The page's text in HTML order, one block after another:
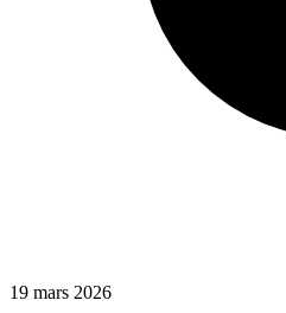
19 mars 2026